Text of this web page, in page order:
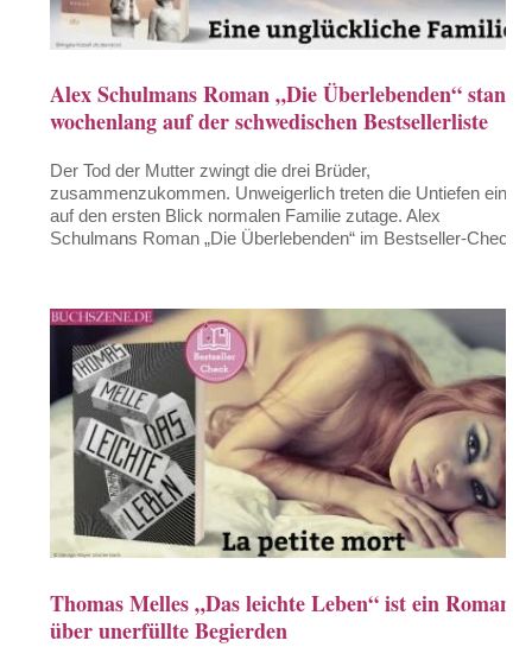
Alex Schulmans Roman „Die Überlebenden“ stand
wochenlang auf der schwedischen Bestsellerliste
Der Tod der Mutter zwingt die drei Brüder,
zusammenzukommen. Unweigerlich treten die Untiefen einer
auf den ersten Blick normalen Familie zutage. Alex
Schulmans Roman „Die Überlebenden“ im Bestseller-Check.
Thomas Melles „Das leichte Leben“ ist ein Roman
über unerfüllte Begierden